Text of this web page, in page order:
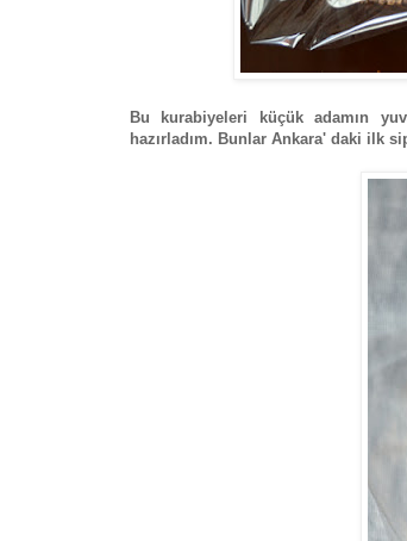
Bu kurabiyeleri küçük adamın
hazırladım. Bunlar Ankara' daki ilk